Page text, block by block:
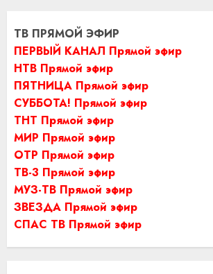
ТВ ПРЯМОЙ ЭФИР
ПЕРВЫЙ КАНАЛ Прямой эфир
НТВ Прямой эфир
ПЯТНИЦА Прямой эфир
СУББОТА! Прямой эфир
ТНТ Прямой эфир
МИР Прямой эфир
ОТР Прямой эфир
ТВ-3 Прямой эфир
МУЗ-ТВ Прямой эфир
ЗВЕЗДА Прямой эфир
СПАС ТВ Прямой эфир